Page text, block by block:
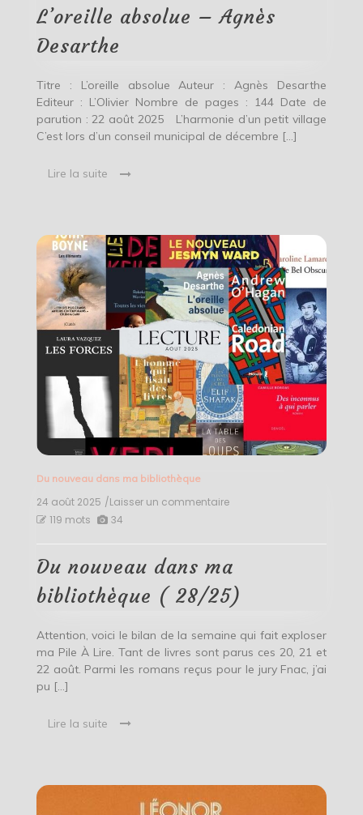
L’oreille absolue – Agnès
Desarthe
Titre : L’oreille absolue Auteur : Agnès Desarthe
Editeur : L’Olivier Nombre de pages : 144 Date de
parution : 22 août 2025 L’harmonie d’un petit village
C’est lors d’un conseil municipal de décembre […]
Lire la suite
Du nouveau dans ma bibliothèque
24 août 2025 /Laisser un commentaireon
bibliothèque
(
28/25)
119 mots 34
Du nouveau dans ma
bibliothèque ( 28/25)
Attention, voici le bilan de la semaine qui fait exploser
ma Pile À Lire. Tant de livres sont parus ces 20, 21 et
22 août. Parmi les romans reçus pour le jury Fnac, j’ai
pu […]
Lire la suite